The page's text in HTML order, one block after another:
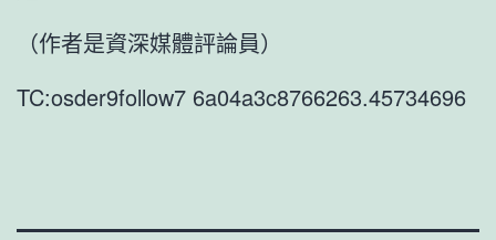
（作者是資深媒體評論員）
TC:osder9follow7 6a04a3c8766263.45734696